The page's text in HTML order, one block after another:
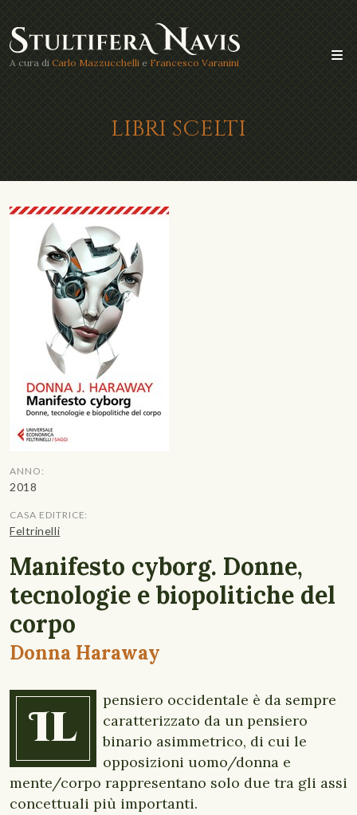
A cura di Carlo Mazzucchelli e Francesco Varanini
LIBRI SCELTI
ANNO:
2018
CASA EDITRICE:
Feltrinelli
Manifesto cyborg. Donne,
tecnologie e biopolitiche del
corpo
Donna Haraway
Il
pensiero occidentale è da sempre
caratterizzato da un pensiero
binario asimmetrico, di cui le
opposizioni uomo/donna e
mente/corpo rappresentano solo due tra gli assi
concettuali più importanti.